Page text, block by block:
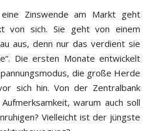
Zinswende am Markt geht
von sich. Sie geht von einem
aus, denn nur das verdient sie
Die ersten Monate entwickelt
die große Herde
sich hin. Von der Zentralbank
warum auch soll
Vielleicht ist der jüngste